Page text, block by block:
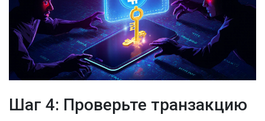
Шаг 4: Проверьте транзакцию